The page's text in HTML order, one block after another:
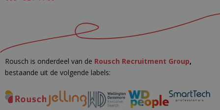
Rousch is onderdeel van de Rousch Recruitment Group,
bestaande uit de volgende labels: